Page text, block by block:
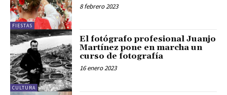
FIESTAS
8 febrero 2023
CULTURA
El fotógrafo profesional Juanjo
Martínez pone en marcha un
curso de fotografía
16 enero 2023